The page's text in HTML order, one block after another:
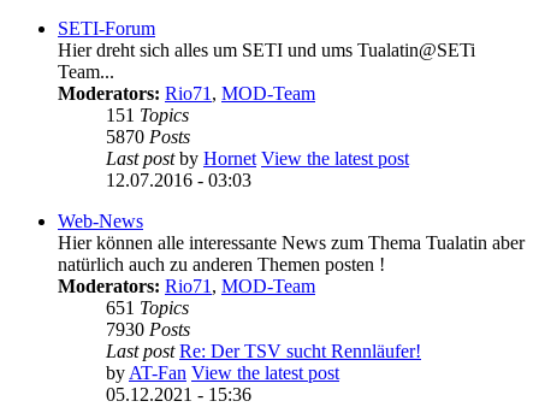
SETI-Forum
Hier dreht sich alles um SETI und ums Tualatin@SETi
Team...
Moderators: Rio71, MOD-Team
151 Topics
5870 Posts
Last postby Hornet View the latest post
12.07.2016 - 03:03
Web-News
Hier können alle interessante News zum Thema Tualatin aber
natürlich auch zu anderen Themen posten !
Moderators: Rio71, MOD-Team
651 Topics
7930 Posts
Last post Re: Der TSV sucht Rennläufer!
byAT-Fan View the latest post
05.12.2021 - 15:36